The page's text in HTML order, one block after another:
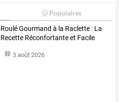
Populaires
Roulé Gourmand à la Raclette : La
Recette Réconfortante et Facile
3 août 2026